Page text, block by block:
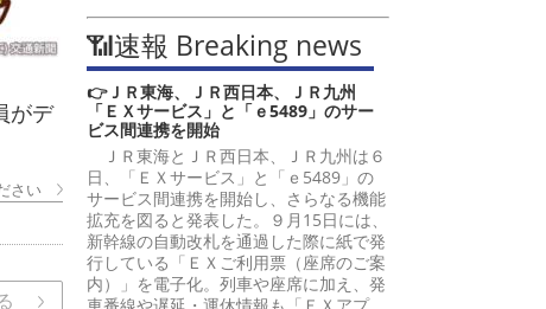
がデ
さい
📶速報 Breaking news
👉ＪＲ東海、ＪＲ西日本、ＪＲ九州
「ＥＸサービス」と「ｅ5489」のサー
ビス間連携を開始
ＪＲ東海とＪＲ西日本、ＪＲ九州は６
日、「ＥＸサービス」と「ｅ5489」の
サービス間連携を開始し、さらなる機能
拡充を図ると発表した。９月15日には、
新幹線の自動改札を通過した際に紙で発
行している「ＥＸご利用票（座席のご案
内）」を電子化。列車や座席に加え、発